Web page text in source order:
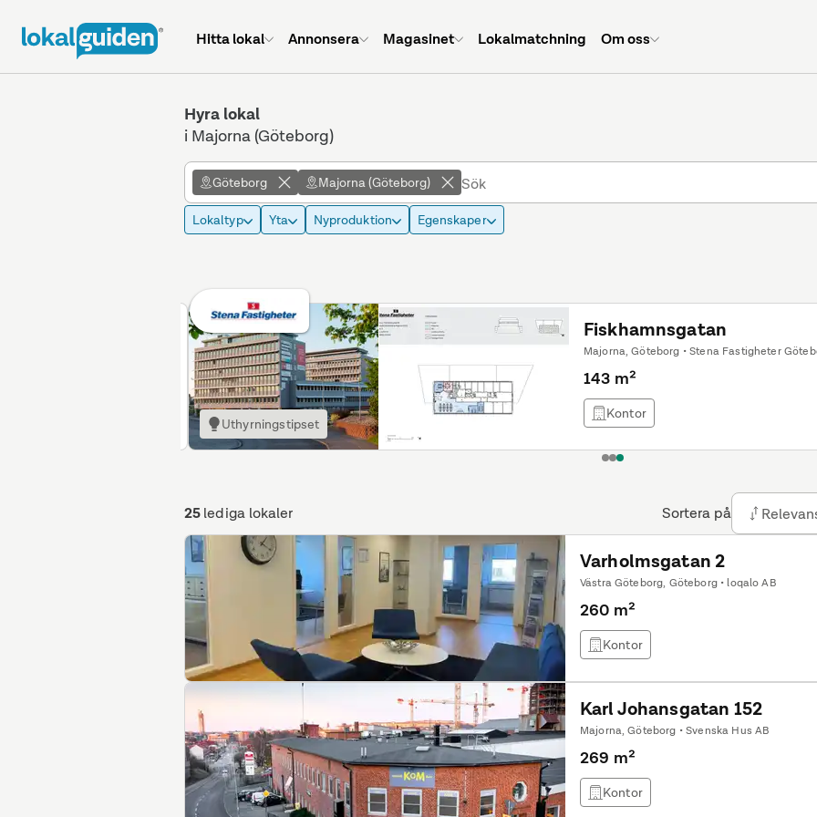
Hitta lokal Annonsera Magasinet Lokalmatchning Om oss
Hyra lokal
i Majorna (Göteborg)
Göteborg Majorna (Göteborg)
Lokaltyp Yta Nyproduktion Egenskaper
25lediga lokaler Sortera på
Uthyrningstipset
Fiskhamnsgatan
Majorna, Göteborg • Stena Fastigheter
143 m²
Kontor
123
Varholmsgatan 2
Västra Göteborg, Göteborg • loqalo AB
260 m²
Kontor
Karl Johansgatan 152
Majorna, Göteborg • Svenska Hus AB
269 m²
Kontor